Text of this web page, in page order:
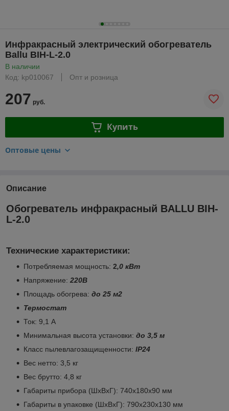
Инфракрасный электрический обогреватель
Ballu BIH-L-2.0
В наличии
Код: kp010067
Опт и розница
207 руб.
Купить
Оптовые цены
Описание
Обогреватель инфракрасный BALLU BIH-
L-2.0
Технические характеристики:
Потребляемая мощность: 2,0 кВт
Напряжение: 220В
Площадь обогрева: до 25 м2
Термостат
Ток: 9,1 А
Минимальная высота установки: до 3,5 м
Класс пылевлагозащищенности: IP24
Вес нетто: 3,5 кг
Вес брутто: 4,8 кг
Габариты прибора (ШхВхГ): 740х180х90 мм
Габариты в упаковке (ШхВхГ): 790х230х130 мм